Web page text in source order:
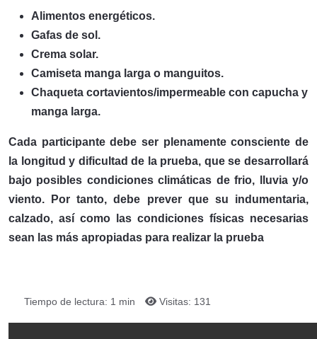
Alimentos energéticos.
Gafas de sol.
Crema solar.
Camiseta manga larga o manguitos.
Chaqueta cortavientos/impermeable con capucha y
manga larga.
Cada participante debe ser plenamente consciente de
la longitud y dificultad de la prueba, que se desarrollará
bajo posibles condiciones climáticas de frio, lluvia y/o
viento. Por tanto, debe prever que su indumentaria,
calzado, así como las condiciones físicas necesarias
sean las más apropiadas para realizar la prueba
Tiempo de lectura: 1 min Visitas: 131